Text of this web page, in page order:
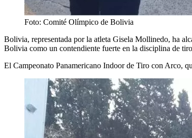
Foto: Comité Olímpico de Bolivia
Bolivia, representada por la atleta Gisela Mollinedo, ha
Bolivia como un contendiente fuerte en la disciplina de
El Campeonato Panamericano Indoor de Tiro con Arco,